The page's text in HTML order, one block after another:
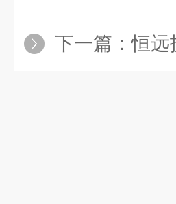
下一篇：恒远技